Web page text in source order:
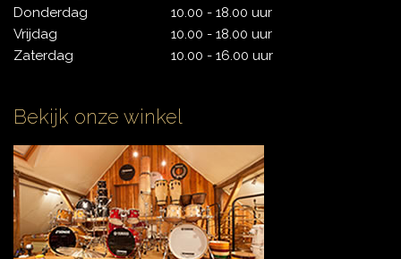
Donderdag
Vrijdag
Zaterdag
10.00 - 18.00 uur
10.00 - 18.00 uur
10.00 - 16.00 uur
Bekijk onze winkel